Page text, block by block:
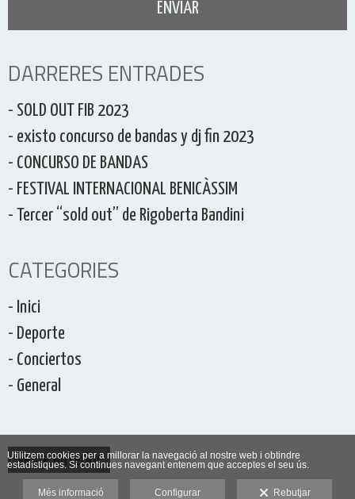
DARRERES ENTRADES
- SOLD OUT FIB 2023
- existo concurso de bandas y dj fin 2023
- CONCURSO DE BANDAS
- FESTIVAL INTERNACIONAL BENICÀSSIM
- Tercer “sold out” de Rigoberta Bandini
CATEGORIES
- Inici
- Deporte
- Conciertos
- General
Veure anterior
Utilitzem cookies per a millorar la navegació al nostre web i obtindre
estadístiques. Si continues navegant entenem que acceptes el seu ús.
Més informació Configurar Rebutjar